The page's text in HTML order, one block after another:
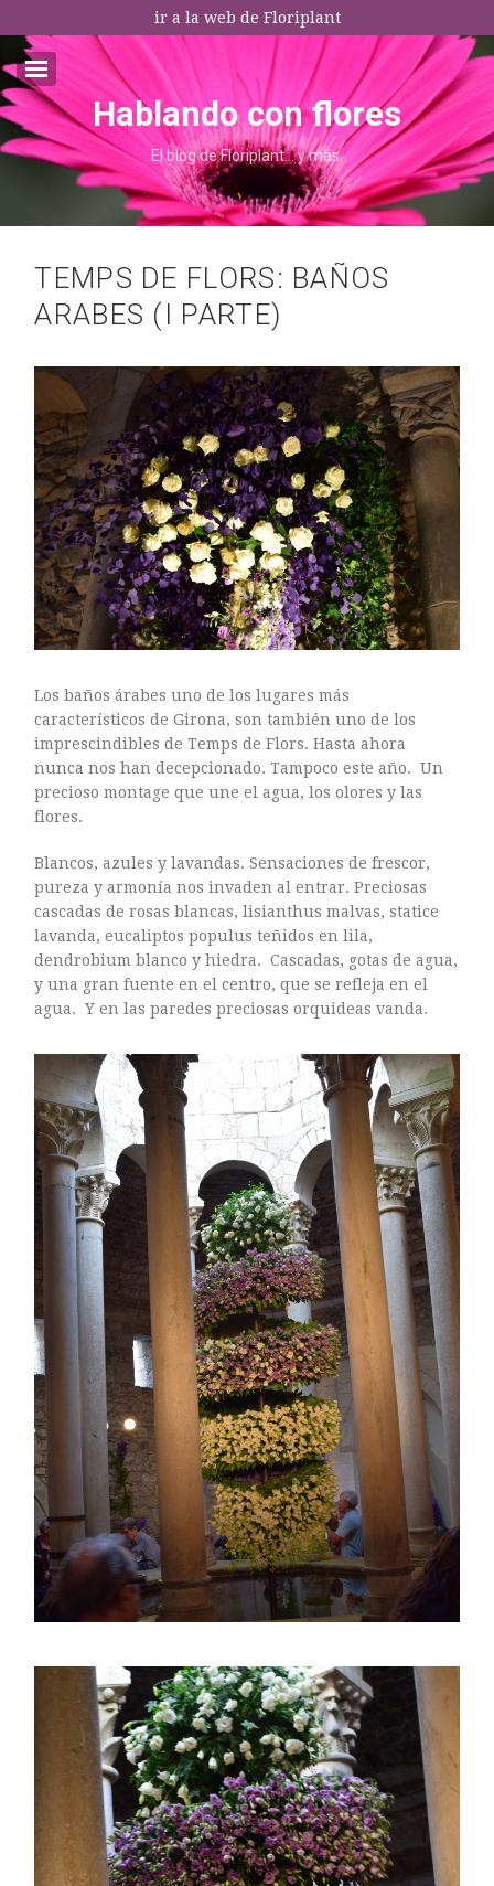
ir a la web de Floriplant
I agree terms and conditions.*
Email:*
* This field is required
ARTE FLORAL
BLOGS
Bodas
CULTIVOS
DECORACION
flores
FLORISTERÍAS
FOTOGRAFIA
JARDINES
MAESTROS FLORISTAS
MARKETING
PLANTAS
ramos de novia
Sin categoría
agosto 2018
julio 2018
abril 2018
junio 2017
enero 2017
noviembre 2016
octubre 2016
septiembre 2016
agosto 2016
julio 2016
junio 2016
mayo 2016
abril 2016
marzo 2016
febrero 2016
enero 2016
noviembre 2015
octubre 2015
septiembre 2015
agosto 2015
junio 2015
mayo 2015
Hablando con flores
El blog de Floriplant… y más.
TEMPS DE FLORS: BAÑOS
ARABES (I PARTE)
Los baños árabes uno de los lugares más
característicos de Girona, son también uno de los
imprescindibles de Temps de Flors. Hasta ahora
nunca nos han decepcionado. Tampoco este año. Un
precioso montage que une el agua, los olores y las
flores.
Blancos, azules y lavandas. Sensaciones de frescor,
pureza y armonía nos invaden al entrar. Preciosas
cascadas de rosas blancas, lisianthus malvas, statice
lavanda, eucaliptos populus teñidos en lila,
dendrobium blanco y hiedra. Cascadas, gotas de agua,
y una gran fuente en el centro, que se refleja en el
agua. Y en las paredes preciosas orquideas vanda.